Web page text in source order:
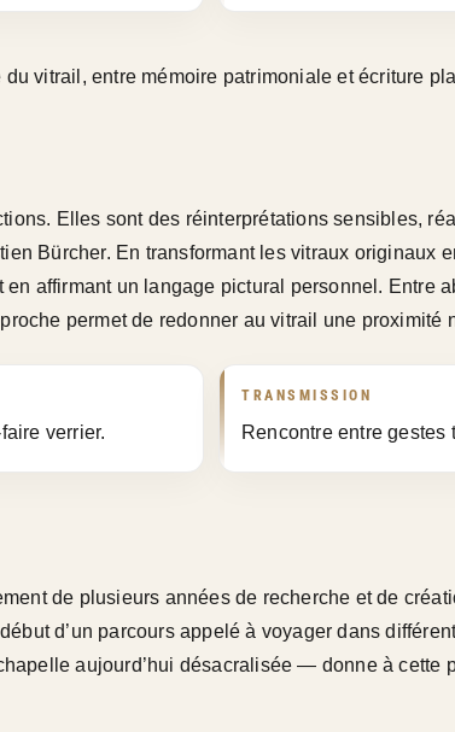
vitrail, entre mémoire patrimoniale et écriture
Elles sont des réinterprétations sensibles,
Bürcher. En transformant les vitraux originaux
en affirmant un langage pictural personnel. Entre
permet de redonner au vitrail une
verrier.
TRANSMISSION
Rencontre entre
de plusieurs années de recherche et de
d’un parcours appelé à voyager dans
aujourd’hui désacralisée — donne à cette